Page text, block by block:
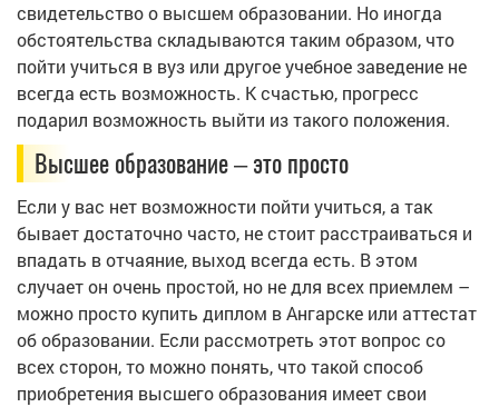
свидетельство о высшем образовании. Но иногда
обстоятельства складываются таким образом, что
пойти учиться в вуз или другое учебное заведение не
всегда есть возможность. К счастью, прогресс
подарил возможность выйти из такого положения.
Высшее образование – это просто
Если у вас нет возможности пойти учиться, а так
бывает достаточно часто, не стоит расстраиваться и
впадать в отчаяние, выход всегда есть. В этом
случает он очень простой, но не для всех приемлем –
можно просто купить диплом в Ангарске или аттестат
об образовании. Если рассмотреть этот вопрос со
всех сторон, то можно понять, что такой способ
приобретения высшего образования имеет свои